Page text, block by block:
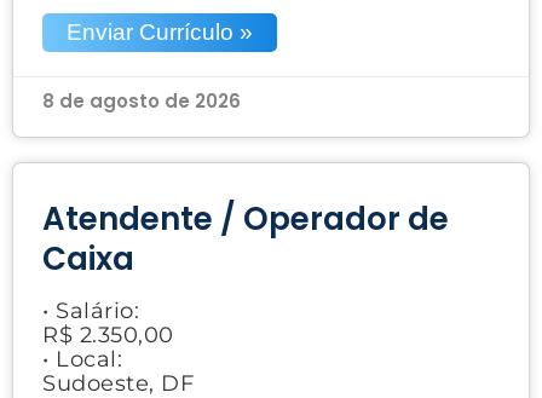
Enviar Currículo »
8 de agosto de 2026
Atendente / Operador de
Caixa
• Salário:
R$ 2.350,00
• Local:
Sudoeste, DF